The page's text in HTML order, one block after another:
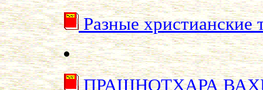
Разные христианские
ПРАШHОТХАРА